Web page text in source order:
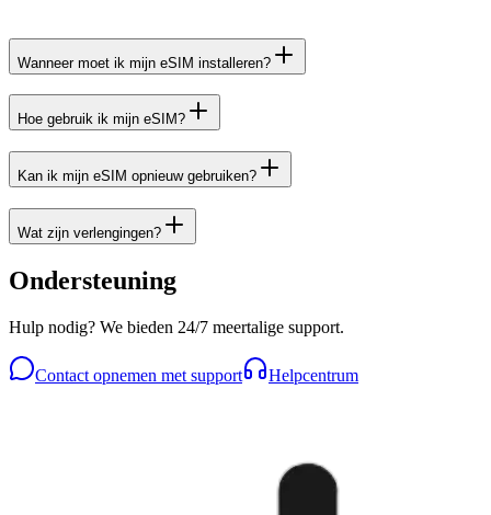
Wanneer moet ik mijn eSIM installeren?
Hoe gebruik ik mijn eSIM?
Kan ik mijn eSIM opnieuw gebruiken?
Wat zijn verlengingen?
Ondersteuning
Hulp nodig? We bieden 24/7 meertalige support.
Contact opnemen met support Helpcentrum